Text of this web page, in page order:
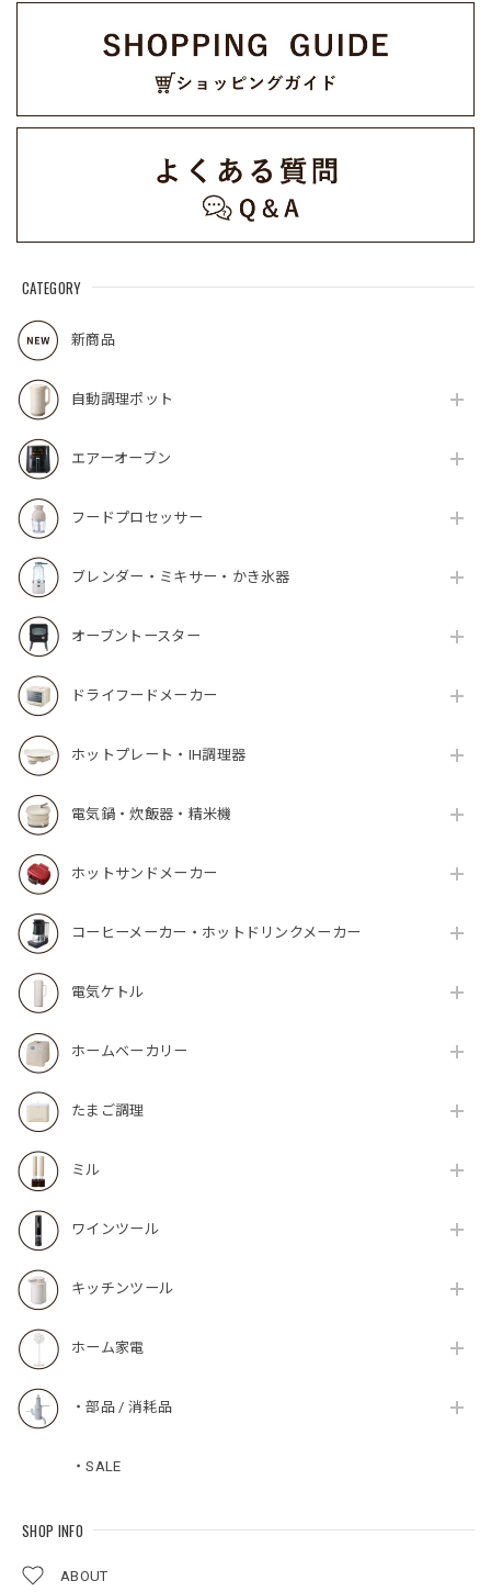
CATEGORY
新商品
自動調理ポット
エアーオーブン
フードプロセッサー
ブレンダー・ミキサー・かき氷器
オーブントースター
ドライフードメーカー
ホットプレート・IH調理器
電気鍋・炊飯器・精米機
ホットサンドメーカー
コーヒーメーカー・ホットドリンクメーカー
電気ケトル
ホームベーカリー
たまご調理
ミル
ワインツール
キッチンツール
ホーム家電
・部品 / 消耗品
・SALE
SHOP INFO
ABOUT